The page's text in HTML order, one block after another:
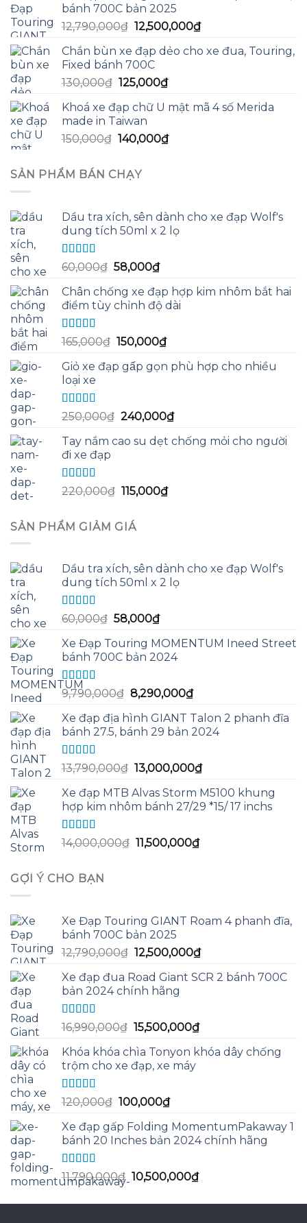
13,590,000₫.
13,200,000₫.
bánh 700C bản 2025
12,790,000₫ Giá
là:
12,790,000₫.
12,500,000₫Giá
tại
Chắn bùn xe đạp dẻo cho xe đua, Touring,
Fixed bánh 700C
130,000₫ Giá
là:
130,000₫.
125,000₫Giá
tại
125,000₫.
Khoá xe đạp chữ U mật mã 4 số Merida
made in Taiwan
150,000₫ Giá
là:
150,000₫.
140,000₫Giá
SẢN PHẨM BÁN CHẠY
Dầu tra xích, sên dành cho xe đạp Wolf's
dung tích 50ml x 2 lọ
Được xếp
hạng
5.005
sao
60,000₫ Giá
là:
60,000₫.
58,000₫Giá
tại
là:
Chân chống xe đạp hợp kim nhôm bắt hai
điểm tùy chỉnh độ dài
Được xếp
hạng
5.005
sao
165,000₫ Giá
là:
150,000₫Giá
tại
Giỏ xe đạp gấp gọn phù hợp cho nhiều
loại xe
Được xếp
hạng
5
sao
250,000₫ Giá
là:
240,000₫Giá
tại
Tay nắm cao su dẹt chống mỏi cho người
đi xe đạp
Được xếp
hạng
5
220,000₫ Giá
là:
220,000₫.
115,000₫Giá
SẢN PHẨM GIẢM GIÁ
Dầu tra xích, sên dành cho xe đạp Wolf's
dung tích 50ml x 2 lọ
Được xếp
hạng
5.005
sao
60,000₫ Giá
là:
60,000₫.
58,000₫Giá
tại
là:
Xe Đạp Touring MOMENTUM Ineed Street
bánh 700C bản 2024
Được xếp
hạng
5.00
sao
9,790,000₫ Giá
là:
9,790,000₫.
8,290,000₫Giá
tại
là:
Xe đạp địa hình GIANT Talon 2 phanh đĩa
bánh 27.5, bánh 29 bản 2024
Được xếp
hạng
5.00
sao
13,790,000₫ Giá
là:
13,790,000₫.
13,000,000₫Giá
tại
là:
Xe đạp MTB Alvas Storm M5100 khung
hợp kim nhôm bánh 27/29 *15/ 17 inchs
Được xếp
hạng
5.00
14,000,000₫ Giá
11,500,000₫Giá
GỢI Ý CHO BẠN
Xe Đạp Touring GIANT Roam 4 phanh đĩa,
bánh 700C bản 2025
12,790,000₫ Giá
là:
12,790,000₫.
12,500,000₫Giá
tại
Xe đạp đua Road Giant SCR 2 bánh 700C
bản 2024 chính hãng
Được xếp
hạng
5.00
sao
16,990,000₫ Giá
là:
16,990,000₫.
15,500,000₫Giá
tại
Khóa khóa chìa Tonyon khóa dây chống
trộm cho xe đạp, xe máy
Được xếp
hạng
5
sao
120,000₫ Giá
là:
120,000₫.
100,000₫Giá
tại
là:
Xe đạp gấp Folding MomentumPakaway 1
bánh 20 Inches bản 2024 chính hãng
Được xếp
hạng5.005
11,790,000₫ Giá
là:
10,500,000₫Giá
tại